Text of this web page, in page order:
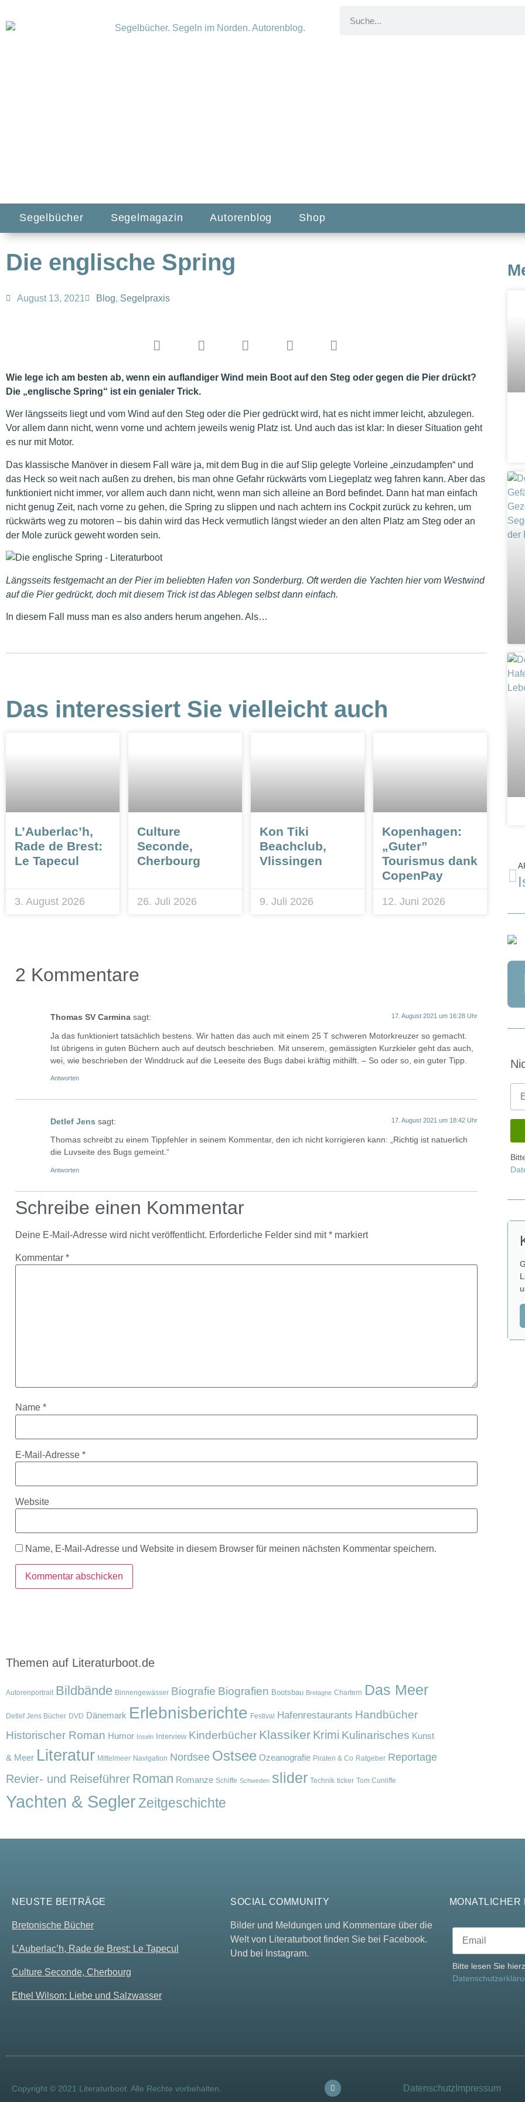
Segelbücher Segelmagazin Autorenblog Shop
Die englische Spring
August 13, 2021 Blog, Segelpraxis
Wie lege ich am besten ab, wenn ein auflandiger Wind mein Boot auf den Steg oder gegen die Pier drückt?
Die „englische Spring“ ist ein genialer Trick.
Wer längsseits liegt und vom Wind auf den Steg oder die Pier gedrückt wird, hat es nicht immer leicht, abzulegen.
Vor allem dann nicht, wenn vorne und achtern jeweils wenig Platz ist. Und auch das ist klar: In dieser Situation geht
es nur mit Motor.
Das klassische Manöver in diesem Fall wäre ja, mit dem Bug in die auf Slip gelegte Vorleine „einzudampfen“ und
das Heck so weit nach außen zu drehen, bis man ohne Gefahr rückwärts vom Liegeplatz weg fahren kann. Aber das
funktioniert nicht immer, vor allem auch dann nicht, wenn man sich alleine an Bord befindet. Dann hat man einfach
nicht genug Zeit, nach vorne zu gehen, die Spring zu slippen und nach achtern ins Cockpit zurück zu kehren, um
rückwärts weg zu motoren – bis dahin wird das Heck vermutlich längst wieder an den alten Platz am Steg oder an
der Mole zurück geweht worden sein.
Längsseits festgemacht an der Pier im beliebten Hafen von Sonderburg. Oft werden die Yachten hier vom Westwind
auf die Pier gedrückt, doch mit diesem Trick ist das Ablegen selbst dann einfach.
In diesem Fall muss man es also anders herum angehen. Als…
Das interessiert Sie vielleicht auch
L’Auberlac’h,
Rade de Brest:
Le Tapecul
3. August 2026
Culture
Seconde,
Cherbourg
26. Juli 2026
Kon Tiki
Beachclub,
Vlissingen
9. Juli 2026
Kopenhagen:
„Guter”
Tourismus dank
CopenPay
12. Juni 2026
2 Kommentare
Thomas SV Carmina sagt: 17. August 2021 um 16:28 Uhr
Ja das funktioniert tatsächlich bestens. Wir hatten das auch mit einem 25 T schweren Motorkreuzer so gemacht.
Ist übrigens in guten Büchern auch auf deutsch beschrieben. Mit unserem, gemässigten Kurzkieler geht das auch,
wei, wie beschrieben der Winddruck auf die Leeseite des Bugs dabei kräftig mithilft. – So oder so, ein guter Tipp.
Antworten
Detlef Jens sagt: 17. August 2021 um 18:42 Uhr
Thomas schreibt zu einem Tippfehler in seinem Kommentar, den ich nicht korrigieren kann: „Richtig ist natuerlich
die Luvseite des Bugs gemeint.“
Antworten
Schreibe einen Kommentar
Deine E-Mail-Adresse wird nicht veröffentlicht. Erforderliche Felder sind mit* markiert
Kommentar *
Name *
E-Mail-Adresse *
Website
Name, E-Mail-Adresse und Website in diesem Browser für meinen nächsten Kommentar speichern.
Themen auf Literaturboot.de
Autorenportrait Bildbände Binnengewässer Biografie Biografien Bootsbau Bretagne Chartern Das Meer
Detlef Jens Bücher DVD Dänemark Erlebnisberichte Festival Hafenrestaurants Handbücher
Historischer Roman Humor Inseln Interview Kinderbücher Klassiker Krimi Kulinarisches Kunst
& Meer Literatur Mittelmeer Navigation Nordsee Ostsee Ozeanografie Piraten & Co Ratgeber Reportage
Revier- und Reiseführer Roman Romanze Schiffe Schweden slider Technik ticker Tom Cunliffe
Yachten & SeglerZeitgeschichte
NEUSTE BEITRÄGE
Bretonische Bücher
L’Auberlac’h, Rade de Brest: Le Tapecul
Culture Seconde, Cherbourg
Ethel Wilson: Liebe und Salzwasser
SOCIAL COMMUNITY
Bilder und Meldungen und Kommentare über die
Welt von Literaturboot finden Sie bei Facebook.
Und bei Instagram.
MONATLICHER
Bitte lesen Sie
Copyright © 2021 Literaturboot. Alle Rechte vorbehalten. Datenschutz Impressum